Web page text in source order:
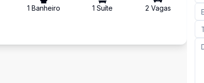
1 Banheiro 1 Suíte 2 Vagas